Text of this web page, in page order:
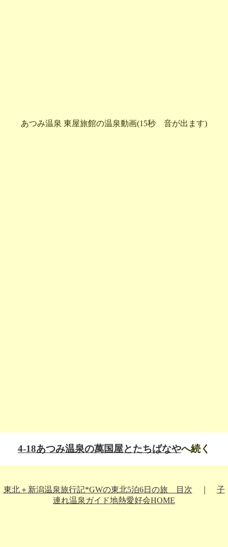
あつみ温泉 東屋旅館の温泉動画(15秒 音が出ます)
4-18あつみ温泉の萬国屋とたちばなやへ続く
東北＋新潟温泉旅行記*GWの東北5泊6日の旅 目次
子
連れ温泉ガイド地熱愛好会HOME